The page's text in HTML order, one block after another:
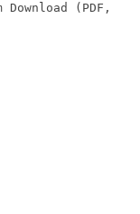
Download (PDF,